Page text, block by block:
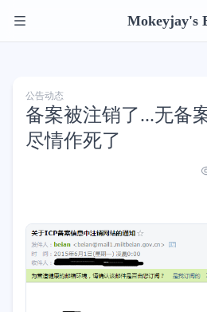
Mokeyjay's
公告动态
备案被注销了...无备
尽情作死了